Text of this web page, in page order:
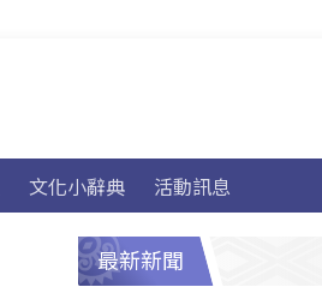
文化小辭典 活動訊息
最新新聞